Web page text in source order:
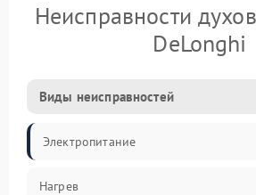
Неисправности
DeLonghi
Виды неисправностей
Электропитание
Нагрев